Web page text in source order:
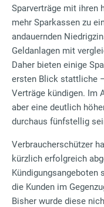
Sparverträge mit ihren
mehr Sparkassen zu
andauernden
Geldanlagen mit
Daher bieten einige
ersten Blick stattliche
Verträge kündigen. Im
aber eine deutlich
durchaus fünfstellig
Verbraucherschützer
kürzlich erfolgreich
Kündigungsangeboten
die Kunden im
Bisher wurde diese